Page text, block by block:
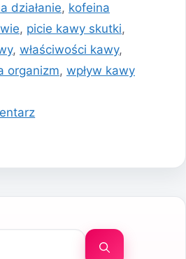
działanie, kofeina
, picie kawy skutki,
, właściwości kawy,
organizm, wpływ kawy